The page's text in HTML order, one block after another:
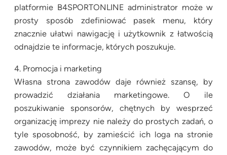
platformie B4SPORTONLINE administrator może w
prosty sposób zdefiniować pasek menu, który
znacznie ułatwi nawigację i użytkownik z łatwością
odnajdzie te informacje, których poszukuje.
4. Promocja i marketing
Własna strona zawodów daje również szansę, by
prowadzić działania marketingowe. O ile
poszukiwanie sponsorów, chętnych by wesprzeć
organizację imprezy nie należy do prostych zadań, o
tyle sposobność, by zamieścić ich loga na stronie
zawodów, może być czynnikiem zachęcającym do